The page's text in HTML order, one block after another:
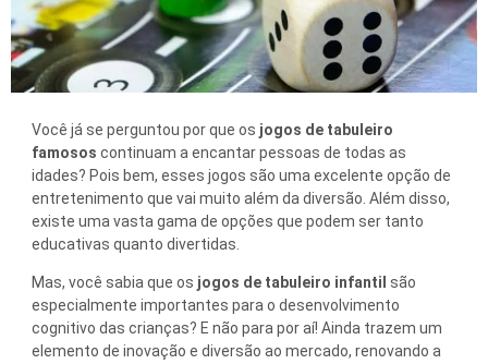
Você já se perguntou por que os jogos de tabuleiro
famosos continuam a encantar pessoas de todas as
idades? Pois bem, esses jogos são uma excelente opção de
entretenimento que vai muito além da diversão. Além disso,
existe uma vasta gama de opções que podem ser tanto
educativas quanto divertidas.
Mas, você sabia que os jogos de tabuleiro infantil são
especialmente importantes para o desenvolvimento
cognitivo das crianças? E não para por aí! Ainda trazem um
elemento de inovação e diversão ao mercado, renovando a